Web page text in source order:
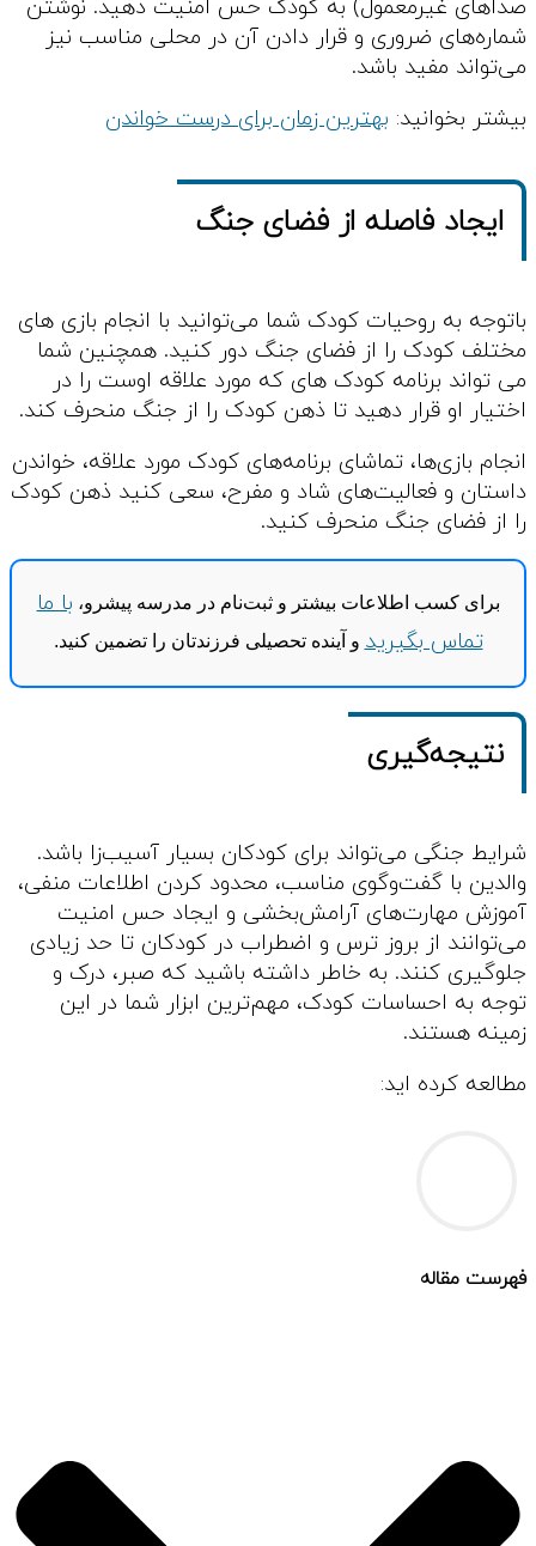
صداهای غیرمعمول) به کودک حس امنیت دهید. نوشتن
شماره‌های ضروری و قرار دادن آن در محلی مناسب نیز
می‌تواند مفید باشد.
بیشتر بخوانید: بهترین زمان برای درست خواندن
ایجاد فاصله از فضای جنگ
باتوجه به روحیات کودک شما می‌توانید با انجام بازی های
مختلف کودک را از فضای جنگ دور کنید. همچنین شما
می تواند برنامه کودک های که مورد علاقه اوست را در
اختیار او قرار دهید تا ذهن کودک را از جنگ منحرف کند.
انجام بازی‌ها، تماشای برنامه‌های کودک مورد علاقه، خواندن
داستان و فعالیت‌های شاد و مفرح، سعی کنید ذهن کودک
را از فضای جنگ منحرف کنید.
برای کسب اطلاعات بیشتر و ثبت‌نام در مدرسه پیشرو، با ما
تماس بگیرید و آینده تحصیلی فرزندتان را تضمین کنید.
نتیجه‌گیری
شرایط جنگی می‌تواند برای کودکان بسیار آسیب‌زا باشد.
والدین با گفت‌وگوی مناسب، محدود کردن اطلاعات منفی،
آموزش مهارت‌های آرامش‌بخشی و ایجاد حس امنیت
می‌توانند از بروز ترس و اضطراب در کودکان تا حد زیادی
جلوگیری کنند. به خاطر داشته باشید که صبر، درک و
توجه به احساسات کودک، مهم‌ترین ابزار شما در این
زمینه هستند.
مطالعه کرده اید:
فهرست مقاله